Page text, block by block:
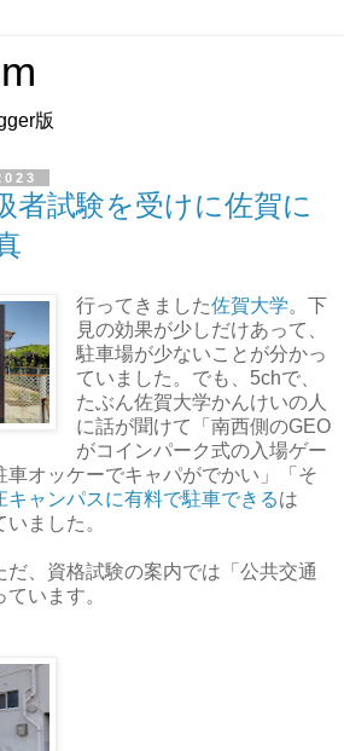
版
者試験を受けに佐賀に
行ってきました佐賀大学。下
見の効果が少しだけあって、
駐車場が少ないことが分かっ
ていました。でも、5chで、
たぶん佐賀大学かんけいの人
に話が聞けて「南西側のGEO
がコインパーク式の入場ゲー
車オッケーでキャパがでかい」「そ
キャンパスに有料で駐車できるは
ました。
、資格試験の案内では「公共交通
います。